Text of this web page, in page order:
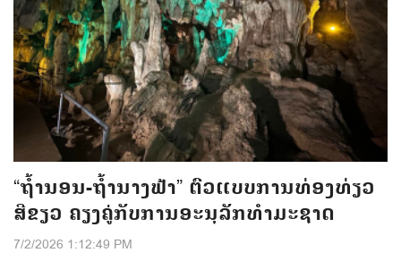
“ຖໍ້ານອນ-ຖໍ້ານາງຟ້າ” ຕົວແບບການທ່ອງທ່ຽວ
ສີຂຽວ ຄຽງຄູ່ກັບການອະນຸລັກທຳມະຊາດ
7/2/2026 1:12:49 PM